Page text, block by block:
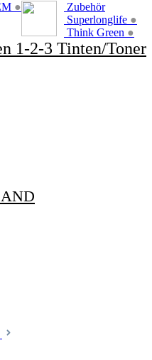
●
Zubehör
Superlonglife ●
Think Green ●
1-2-3 Tinten/Toner